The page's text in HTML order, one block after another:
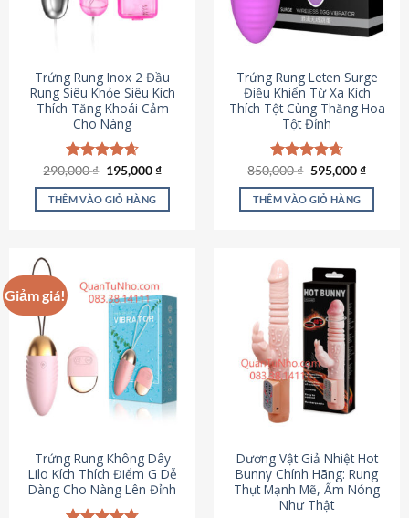
Trứng Rung Inox 2 Đầu
Rung Siêu Khỏe Siêu Kích
Thích Tăng Khoái Cảm
Cho Nàng
Được xếp
hạng4.64
5 sao
290,000₫ Giá
là:
290,000 ₫.
195,000₫Giá
tại
THÊM VÀO GIỎ HÀNG
Trứng Rung Leten Surge
Điều Khiển Từ Xa Kích
Thích Tột Cùng Thăng Hoa
Tột Đỉnh
Được xếp
hạng4.69
5 sao
850,000₫ Giá
là:
850,000 ₫.
595,000₫Giá
tại
THÊM VÀO GIỎ HÀNG
Giảm giá!
Trứng Rung Không Dây
Lilo Kích Thích Điểm G Dễ
Dàng Cho Nàng Lên Đỉnh
Dương Vật Giả Nhiệt Hot
Bunny Chính Hãng: Rung
Thụt Mạnh Mẽ, Ấm Nóng
Như Thật